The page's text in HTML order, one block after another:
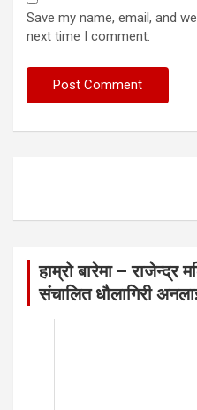
Save my name, email, and
next time I comment.
हाम्रो बारेमा – राजेन्द्र
संचालित धौलागिरी